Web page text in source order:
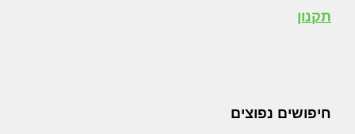
תקנון
חיפושים נפוצים